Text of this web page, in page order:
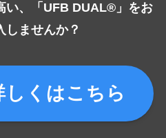
い、「UFB DUAL®」をお
しませんか？
しくはこちら